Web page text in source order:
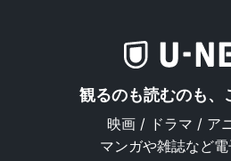
観るのも読むのも、
映画 / ドラマ / ア
マンガや雑誌など